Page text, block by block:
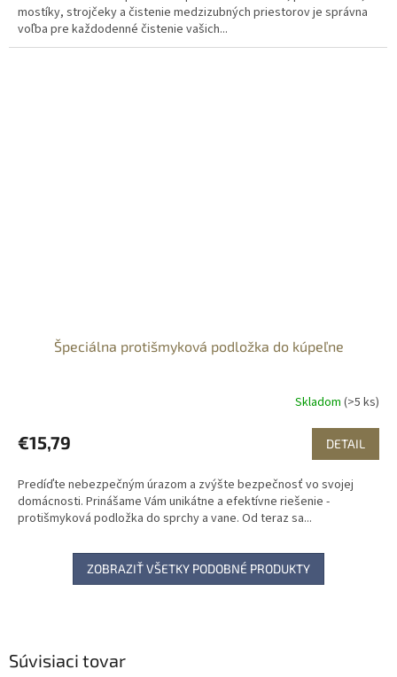
Súvisiaci tovar
mostíky, strojčeky a čistenie medzizubných priestorov je správna
voľba pre každodenné čistenie vašich...
Špeciálna protišmyková podložka do kúpeľne
Skladom (>5 ks)
€15,79 DETAIL
Predíďte nebezpečným úrazom a zvýšte bezpečnosť vo svojej
domácnosti. Prinášame Vám unikátne a efektívne riešenie -
protišmyková podložka do sprchy a vane. Od teraz sa...
ZOBRAZIŤ VŠETKY PODOBNÉ PRODUKTY